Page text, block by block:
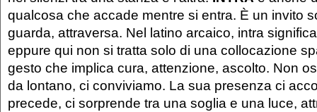
qualcosa che accade mentre si entra. È un invito
guarda, attraversa. Nel latino arcaico, intra
eppure qui non si tratta solo di una collocazione
gesto che implica cura, attenzione, ascolto. Non
da lontano, ci conviviamo. La sua presenza ci
precede, ci sorprende tra una soglia e una luce,